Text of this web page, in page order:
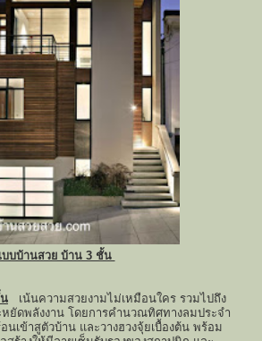
บบบ้านสวย บ้าน 3 ชั้น
เน้นความสวยงามไม่เหมือนใคร รวมไปถึง
หยัดพลังงาน โดยการคำนวณทิศทางลมประจำ
เข้าสูตัวบ้าน และวางฮวงจุ้ยเบื้องต้น พร้อม